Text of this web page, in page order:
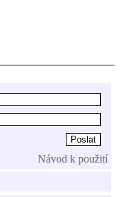
Návod k použití